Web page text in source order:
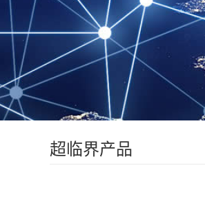
超临界产品